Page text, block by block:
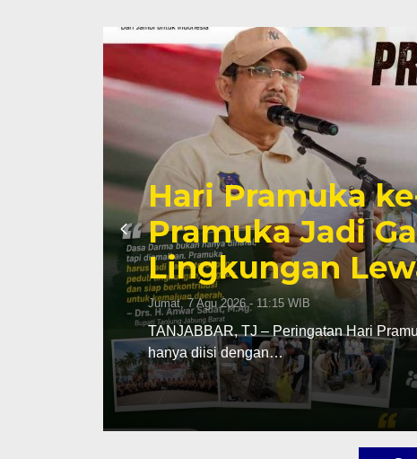
Hari Pramuka
Pramuka Jadi
Lingkungan
Jumat, 7 Agu 2026 - 11:15 WIB
TANJABBAR, TJ – Peringatan Hari
hanya diisi dengan…